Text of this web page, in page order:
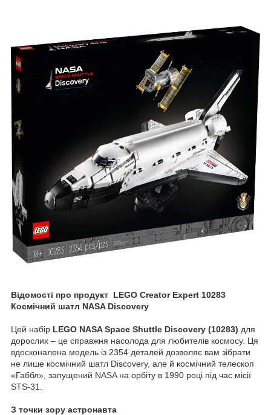
Відомості про продукт LEGO Creator Expert 10283
Космічний шатл NASA Discovery
Цей набір LEGO NASA Space Shuttle Discovery (10283) для
дорослих – це справжня насолода для любителів космосу. Ця
вдосконалена модель із 2354 деталей дозволяє вам зібрати
не лише космічний шатл Discovery, але й космічний телескоп
«Габбл», запущений NASA на орбіту в 1990 році під час місії
STS-31.
З точки зору астронавта